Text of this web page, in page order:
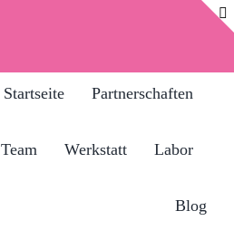
Startseite Partnerschaften
Team Werkstatt Labor
Blog